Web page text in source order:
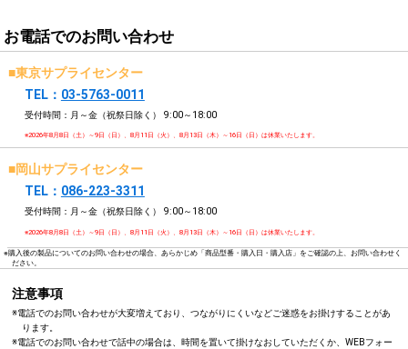
お電話でのお問い合わせ
■東京サプライセンター
TEL： 03-5763-0011
受付時間：月～金（祝祭日除く） 9:00～18:00
※2026年8月8日（土）～9日（日）、8月11日（火）、8月13日（木）～16日（日）は休業いたします。
■岡山サプライセンター
TEL： 086-223-3311
受付時間：月～金（祝祭日除く） 9:00～18:00
※2026年8月8日（土）～9日（日）、8月11日（火）、8月13日（木）～16日（日）は休業いたします。
※購入後の製品についてのお問い合わせの場合、あらかじめ「商品型番・購入日・購入店」をご確認の上、お問い合わせく
ださい。
注意事項
※電話でのお問い合わせが大変増えており、つながりにくいなどご迷惑をお掛けすることがあ
ります。
※電話でのお問い合わせで話中の場合は、時間を置いて掛けなおしていただくか、WEBフォー